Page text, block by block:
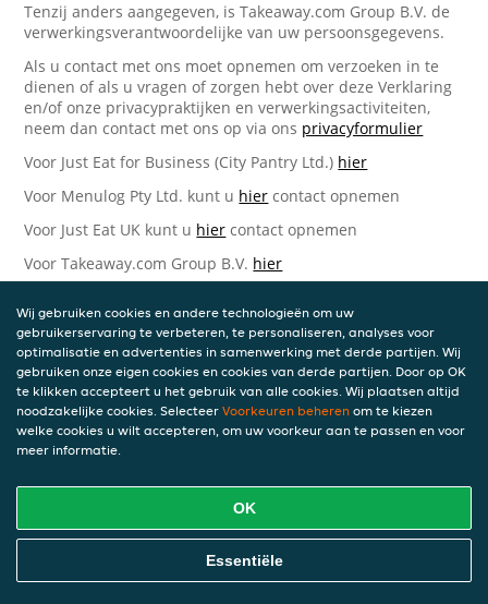
Tenzij anders aangegeven, is Takeaway.com Group B.V. de
verwerkingsverantwoordelijke van uw persoonsgegevens.
Als u contact met ons moet opnemen om verzoeken in te
dienen of als u vragen of zorgen hebt over deze Verklaring
en/of onze privacypraktijken en verwerkingsactiviteiten,
neem dan contact met ons op via ons privacyformulier
Voor Just Eat for Business (City Pantry Ltd.) hier
Voor Menulog Pty Ltd. kunt u hier contact opnemen
Voor Just Eat UK kunt u hier contact opnemen
Voor Takeaway.com Group B.V. hier
Takeaway.com Group B.V.
Piet Heinkade 61
1019 GM Amsterdam
Nederland
Bijgewerkte versies van deze
Wij kunnen deze Verklaring van tijd tot tijd bijwerken als
reactie op veranderende juridische, technische of zakelijke
ontwikkelingen. Wanneer wij onze Privacyverklaring
bijwerken, zullen wij passende maatregelen nemen om u
Wij gebruiken cookies en andere technologieën om uw
gebruikerservaring te verbeteren, te personaliseren, analyses voor
optimalisatie en advertenties in samenwerking met derde partijen. Wij
gebruiken onze eigen cookies en cookies van derde partijen. Door op OK
te klikken accepteert u het gebruik van alle cookies. Wij plaatsen altijd
noodzakelijke cookies. Selecteer Voorkeuren beheren om te kiezen
welke cookies u wilt accepteren, om uw voorkeur aan te passen en voor
meer informatie.
OK
Essentiële